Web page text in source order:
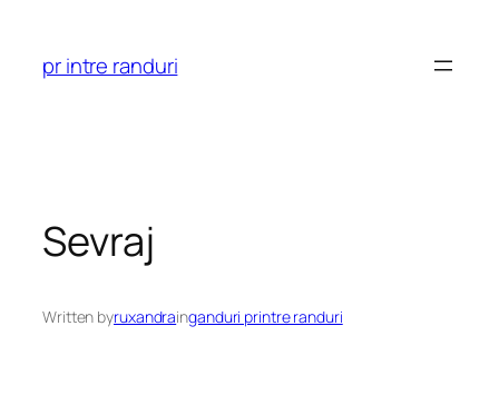
content
pr intre randuri
Sevraj
Written byruxandrainganduri printre randuri